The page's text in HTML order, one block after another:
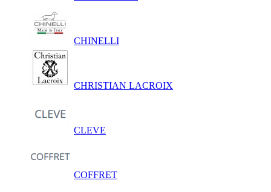
CHINELLI
CHRISTIAN LACROIX
CLEVE
COFFRET